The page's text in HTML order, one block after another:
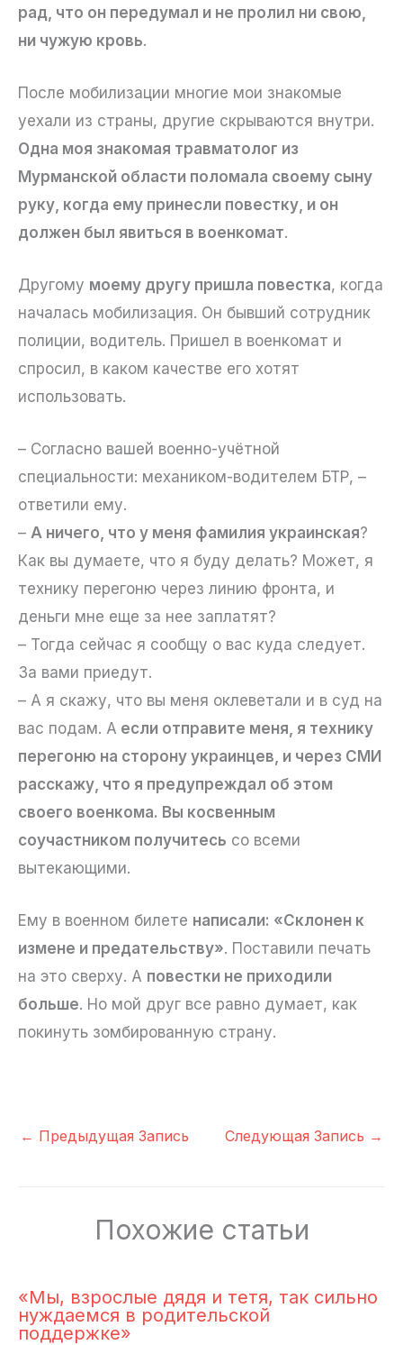
рад, что он передумал и не пролил ни свою,
ни чужую кровь.
После мобилизации многие мои знакомые
уехали из страны, другие скрываются внутри.
Одна моя знакомая травматолог из
Мурманской области поломала своему сыну
руку, когда ему принесли повестку, и он
должен был явиться в военкомат.
Другому моему другу пришла повестка, когда
началась мобилизация. Он бывший сотрудник
полиции, водитель. Пришел в военкомат и
спросил, в каком качестве его хотят
использовать.
– Согласно вашей военно-учётной
специальности: механиком-водителем БТР, –
ответили ему.
– А ничего, что у меня фамилия украинская?
Как вы думаете, что я буду делать? Может, я
технику перегоню через линию фронта, и
деньги мне еще за нее заплатят?
– Тогда сейчас я сообщу о вас куда следует.
За вами приедут.
– А я скажу, что вы меня оклеветали и в суд на
вас подам. А если отправите меня, я технику
перегоню на сторону украинцев, и через СМИ
расскажу, что я предупреждал об этом
своего военкома. Вы косвенным
соучастником получитесь со всеми
вытекающими.
Ему в военном билете написали: «Склонен к
измене и предательству». Поставили печать
на это сверху. А повестки не приходили
больше. Но мой друг все равно думает, как
покинуть зомбированную страну.
← Предыдущая Запись Следующая Запись →
Похожие статьи
«Мы, взрослые дядя и тетя, так сильно
нуждаемся в родительской
поддержке»